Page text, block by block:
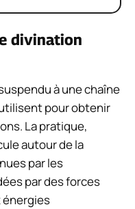
divination
à une chaîne
pour obtenir
La pratique,
autour de la
par les
par des forces
énergies